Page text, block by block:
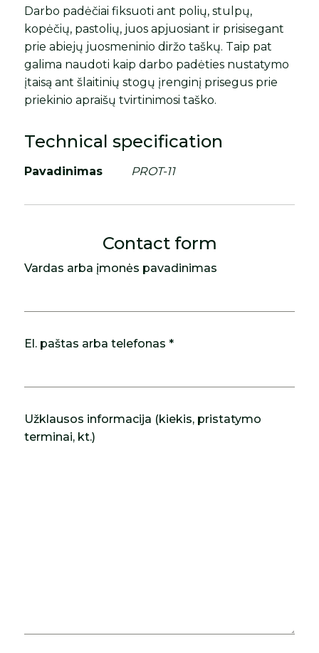
Darbo padėčiai fiksuoti ant polių, stulpų,
kopėčių, pastolių, juos apjuosiant ir prisisegant
prie abiejų juosmeninio diržo taškų. Taip pat
galima naudoti kaip darbo padėties nustatymo
įtaisą ant šlaitinių stogų įrenginį prisegus prie
priekinio apraišų tvirtinimosi taško.
Technical specification
Pavadinimas PROT-11
Contact form
Vardas arba įmonės pavadinimas
El. paštas arba telefonas *
Užklausos informacija (kiekis, pristatymo
terminai, kt.)